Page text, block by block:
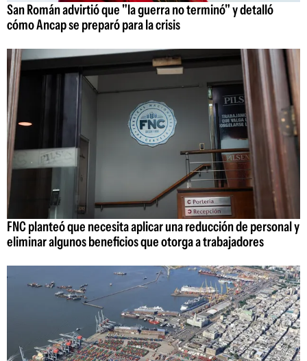
San Román advirtió que "la guerra no terminó" y detalló
cómo Ancap se preparó para la crisis
FNC planteó que necesita aplicar una reducción de personal y
eliminar algunos beneficios que otorga a trabajadores